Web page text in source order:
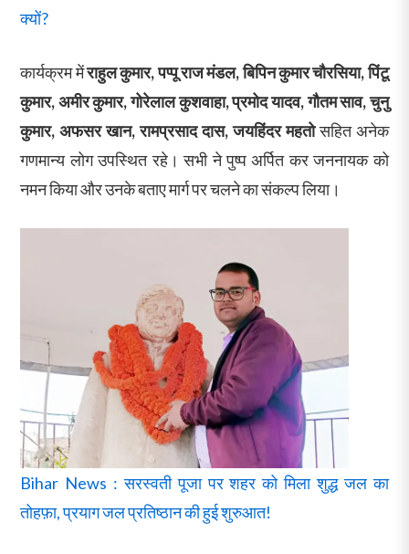
क्यों?
कार्यक्रम मेंराहुल कुमार, पप्पू राज मंडल, बिपिन कुमार चौरसिया, पिंटू
कुमार, अमीर कुमार, गोरेलाल कुशवाहा, प्रमोद यादव, गौतम साव, चुनु
कुमार, अफसर खान, रामप्रसाद दास, जयहिंदर महतोसहित अनेक
गणमान्य लोग उपस्थित रहे। सभी ने पुष्प अर्पित कर जननायक को
नमन किया और उनके बताए मार्ग पर चलने का संकल्प लिया।
Bihar News : सरस्वती पूजा पर शहर को मिला शुद्ध जल का
तोहफ़ा, प्रयाग जल प्रतिष्ठान की हुई शुरुआत!